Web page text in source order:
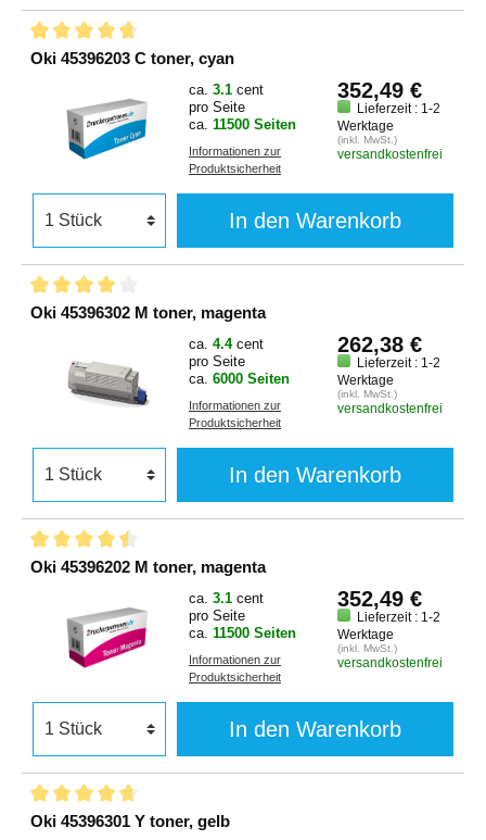
Oki 45396203 C toner, cyan
ca. 3.1 cent
pro Seite
ca. 11500 Seiten
Informationen zur
Produktsicherheit
352,49 €
Lieferzeit : 1-2
Werktage
(inkl. MwSt.)
versandkostenfrei
In den Warenkorb
Oki 45396302 M toner, magenta
ca. 4.4 cent
pro Seite
ca. 6000 Seiten
Informationen zur
Produktsicherheit
262,38 €
Lieferzeit : 1-2
Werktage
(inkl. MwSt.)
versandkostenfrei
In den Warenkorb
Oki 45396202 M toner, magenta
ca. 3.1 cent
pro Seite
ca. 11500 Seiten
Informationen zur
Produktsicherheit
352,49 €
Lieferzeit : 1-2
Werktage
(inkl. MwSt.)
versandkostenfrei
In den Warenkorb
Oki 45396301 Y toner, gelb